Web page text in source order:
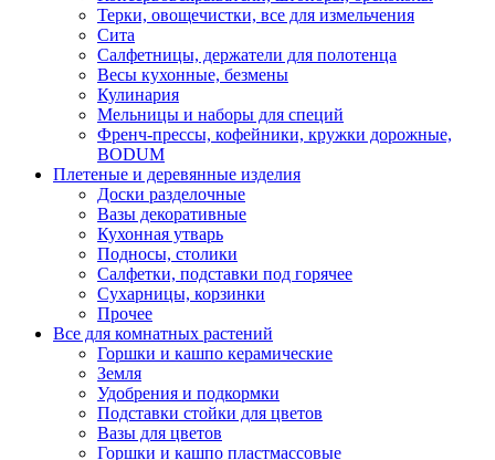
Терки, овощечистки, все для измельчения
Сита
Салфетницы, держатели для полотенца
Весы кухонные, безмены
Кулинария
Мельницы и наборы для специй
Френч-прессы, кофейники, кружки дорожные,
BODUM
Плетеные и деревянные изделия
Доски разделочные
Вазы декоративные
Кухонная утварь
Подносы, столики
Салфетки, подставки под горячее
Сухарницы, корзинки
Прочее
Все для комнатных растений
Горшки и кашпо керамические
Земля
Удобрения и подкормки
Подставки стойки для цветов
Вазы для цветов
Горшки и кашпо пластмассовые